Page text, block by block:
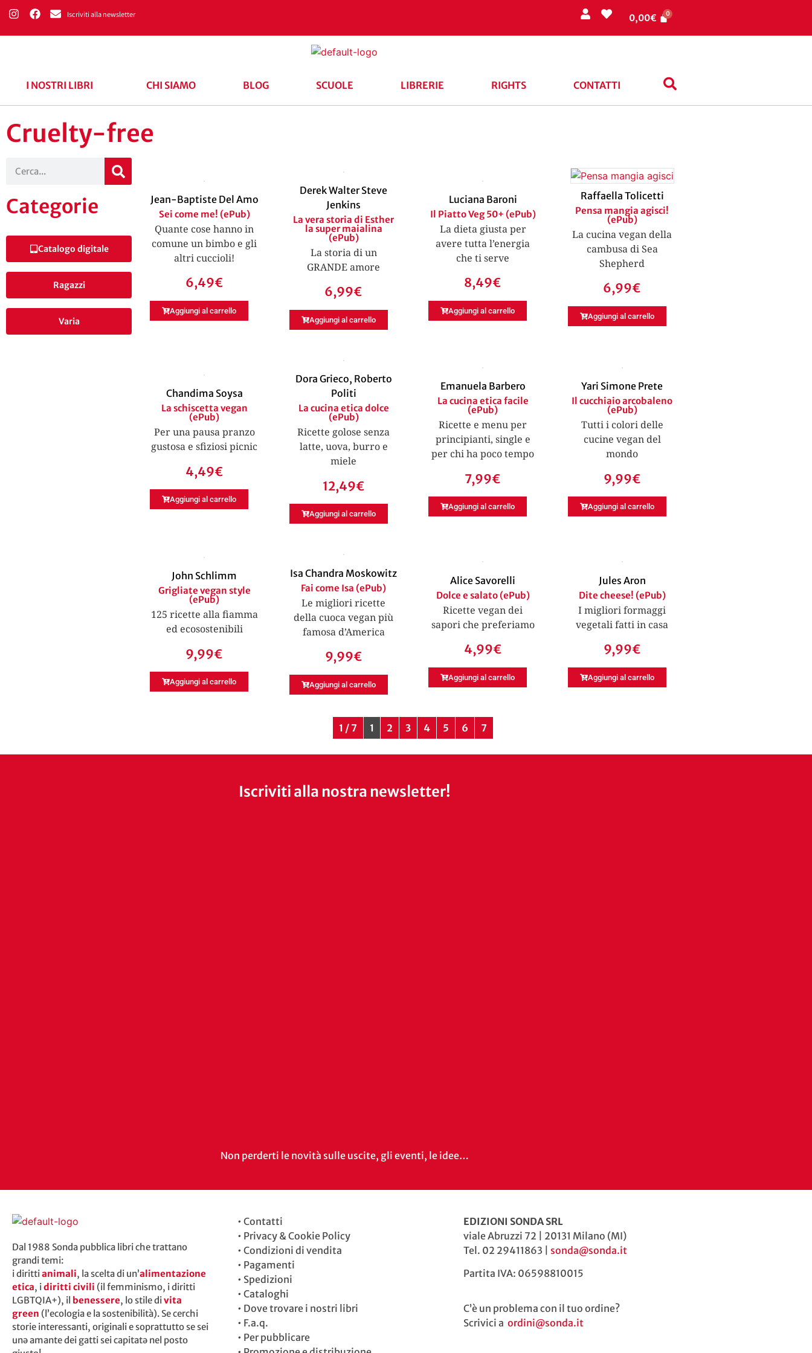
Iscriviti alla newsletter 0,00€
I NOSTRI LIBRI CHI SIAMO BLOG SCUOLE LIBRERIE RIGHTS CONTATTI
Cruelty-free
Categorie
Catalogo digitale
Ragazzi
Varia
Jean-Baptiste Del Amo
Sei come me! (ePub)
Quante cose hanno in
comune un bimbo e gli
altri cuccioli!
6,49€
Aggiungi al carrello
Derek Walter Steve
Jenkins
La vera storia di Esther
la super maialina
(ePub)
La storia di un
GRANDE amore
6,99€
Aggiungi al carrello
Luciana Baroni
Il Piatto Veg 50+ (ePub)
La dieta giusta per
avere tutta l’energia
che ti serve
8,49€
Aggiungi al carrello
Raffaella Tolicetti
Pensa mangia agisci!
(ePub)
La cucina vegan della
cambusa di Sea
Shepherd
6,99€
Aggiungi al carrello
Chandima Soysa
La schiscetta vegan
(ePub)
Per una pausa pranzo
gustosa e sfiziosi picnic
4,49€
Aggiungi al carrello
Dora Grieco, Roberto
Politi
La cucina etica dolce
(ePub)
Ricette golose senza
latte, uova, burro e
miele
12,49€
Aggiungi al carrello
Emanuela Barbero
La cucina etica facile
(ePub)
Ricette e menu per
principianti, single e
per chi ha poco tempo
7,99€
Aggiungi al carrello
Yari Simone Prete
Il cucchiaio arcobaleno
(ePub)
Tutti i colori delle
cucine vegan del
mondo
9,99€
Aggiungi al carrello
John Schlimm
Grigliate vegan style
(ePub)
125 ricette alla fiamma
ed ecosostenibili
9,99€
Aggiungi al carrello
Isa Chandra Moskowitz
Fai come Isa (ePub)
Le migliori ricette
della cuoca vegan più
famosa d’America
9,99€
Aggiungi al carrello
Alice Savorelli
Dolce e salato (ePub)
Ricette vegan dei
sapori che preferiamo
4,99€
Aggiungi al carrello
Jules Aron
Dite cheese! (ePub)
I migliori formaggi
vegetali fatti in casa
9,99€
Aggiungi al carrello
1 / 7 1 2 3 4 5 6 7
Iscriviti alla nostra newsletter!
Non perderti le novità sulle uscite, gli eventi, le idee…
Dal 1988 Sonda pubblica libri che trattano
grandi temi:
i dirittianimali, la scelta di un’alimentazione
etica, idiritti civili (il femminismo, i diritti
LGBTQIA+), il benessere, lo stile divita
green (l’ecologia e la sostenibilità). Se cerchi
storie interessanti, originali e soprattutto se sei
unə amante dei gatti sei capitatə nel posto
•Contatti
• Privacy & Cookie Policy
•Condizioni di vendita
• Pagamenti
• Spedizioni
•Cataloghi
• Dove trovare i nostri libri
• F.a.q.
• Per pubblicare
EDIZIONI SONDA SRL
viale Abruzzi 72 | 20131 Milano (MI)
Tel. 02 29411863 | sonda@sonda.it
Partita IVA: 06598810015
C’è un problema con il tuo ordine?
Scrivici a ordini@sonda.it